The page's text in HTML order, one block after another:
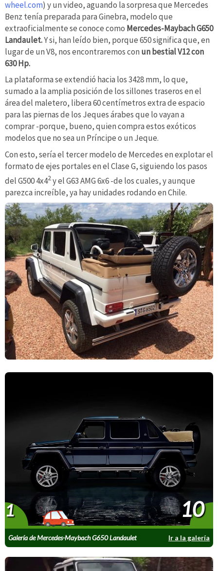
wheel.com) y un video, aguando la sorpresa que Mercedes
Benz tenía preparada para Ginebra, modelo que
extraoficialmente se conoce como Mercedes-Maybach G650
Landaulet.Y si, han leído bien, porque 650 significa que, en
lugar de un V8, nos encontraremos con un bestial V12 con
630 Hp.
La plataforma se extendió hacia los 3428 mm, lo que,
sumado a la amplia posición de los sillones traseros en el
área del maletero, libera 60 centímetros extra de espacio
para las piernas de los Jeques árabes que lo vayan a
comprar -porque, bueno, quien compra estos exóticos
modelos que no sea un Príncipe o un Jeque.
Con esto, sería el tercer modelo de Mercedes en explotar el
formato de ejes portales en el Clase G, siguiendo los pasos
del G500 4x42y el G63 AMG 6x6 -de los cuales, y aunque
parezca increíble, ya hay unidades rodando en Chile.
Galería de Mercedes-Maybach G650 Landaulet Ir a la galería
1 10